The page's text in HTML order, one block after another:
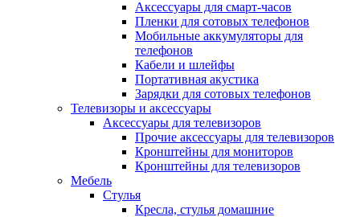
Аксессуары для смарт-часов
Пленки для сотовых телефонов
Мобильные аккумуляторы для
телефонов
Кабели и шлейфы
Портативная акустика
Зарядки для сотовых телефонов
Телевизоры и аксессуары
Аксессуары для телевизоров
Прочие аксессуары для телевизоров
Кронштейны для мониторов
Кронштейны для телевизоров
Мебель
Стулья
Кресла, стулья домашние